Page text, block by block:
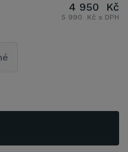
4 950 Kč
5 990 Kč s DPH